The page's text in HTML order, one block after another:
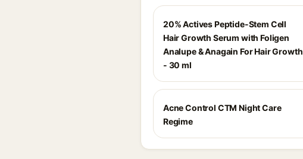
20% Actives Peptide-Stem Cell
Hair Growth Serum with Foligen
Analupe & Anagain For Hair Growth
- 30 ml
Acne Control CTM Night Care
Regime